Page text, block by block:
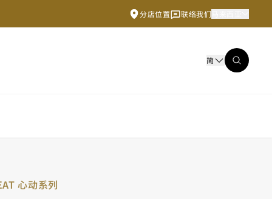
分店位置 联络我们
简
心动系列